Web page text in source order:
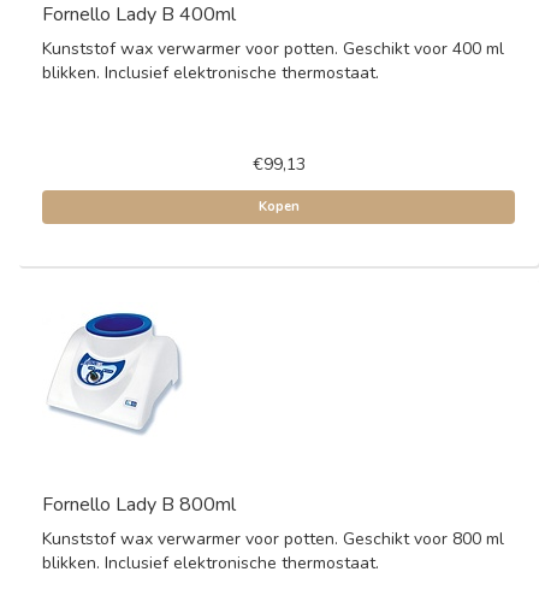
Fornello Lady B 400ml
Kunststof wax verwarmer voor potten. Geschikt voor 400 ml
blikken. Inclusief elektronische thermostaat.
€99,13
Kopen
Fornello Lady B 800ml
Kunststof wax verwarmer voor potten. Geschikt voor 800 ml
blikken. Inclusief elektronische thermostaat.